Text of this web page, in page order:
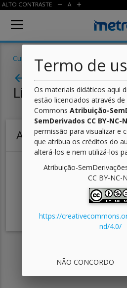
Termo de
Os materiais didáticos aqui
estão licenciados através de
Commons Atribuição-
SemDerivados CC BY-NC-
permissão para visualizar e
que atribua os créditos do
alterá-los e nem utilizá-los
Atribuição-
CC BY-NC-
https://
nd/4.0/
NÃO CONCORDO
ALTO CONTRASTE remove A add
Cursos/Jogos Digitais Sistemas
arrow_back Aula 03 - Por
Linux – Parte 1
Atividade 01
Defina com suas palavras
Na sua avaliação, quais
grande sucesso desse
ANTERIOR 3/12
Versão 5.3 - Todos os